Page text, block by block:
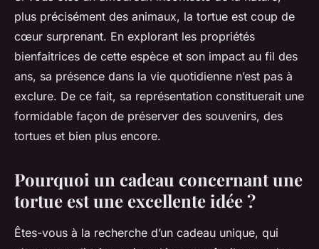
parfaits en rapport avec la
tortue à offrir ?
lucinde• 20 novembre 2023 •2 min de lecture
plus précisément des animaux, la tortue est coup de
cœur surprenant. En explorant les propriétés
bienfaitrices de cette espèce et son impact au fil des
ans, sa présence dans la vie quotidienne n’est pas à
exclure. De ce fait, sa représentation constituerait une
formidable façon de préserver des souvenirs, des
tortues et bien plus encore.
Pourquoi un cadeau concernant une
tortue est une excellente idée ?
Êtes-vous à la recherche d’un cadeau unique, qui